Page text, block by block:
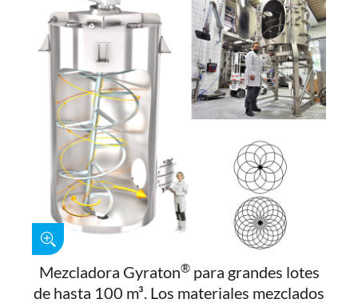
Mezcladora Gyraton®para grandes lotes
de hasta 100 m³. Los materiales mezclados